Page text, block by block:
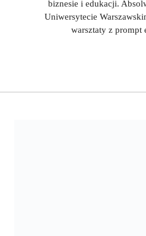
biznesie i edukacji.
Uniwersytecie
warsztaty z prompt